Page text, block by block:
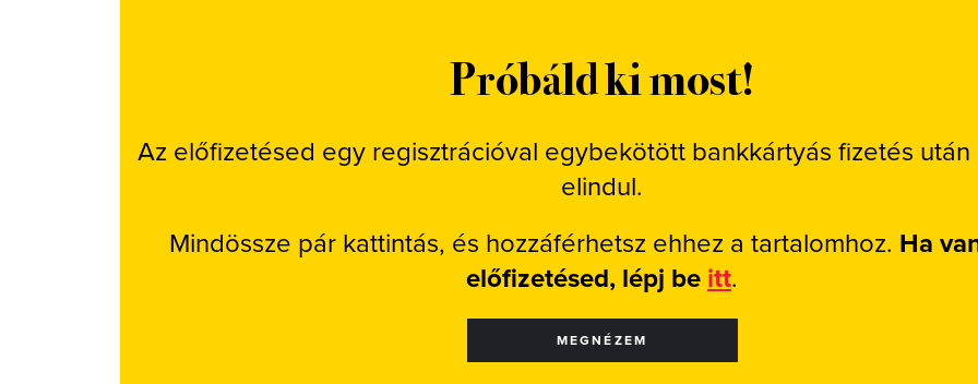
Próbáld ki most!
Az előfizetésed egy regisztrációval egybekötött bankkártyás fizetés után
elindul.
Mindössze pár kattintás, és hozzáférhetsz ehhez a tartalomhoz. Ha
előfizetésed, lépj be itt.
MEGNÉZEM